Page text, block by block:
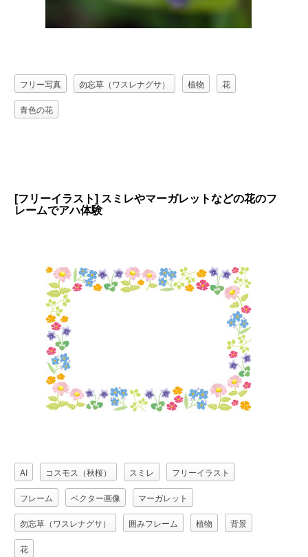
フリー写真 勿忘草（ワスレナグサ） 植物 花
青色の花
[フリーイラスト] スミレやマーガレットなどの花のフ
レームでアハ体験
AI コスモス（秋桜） スミレ フリーイラスト
フレーム ベクター画像 マーガレット
勿忘草（ワスレナグサ） 囲みフレーム 植物 背景
花